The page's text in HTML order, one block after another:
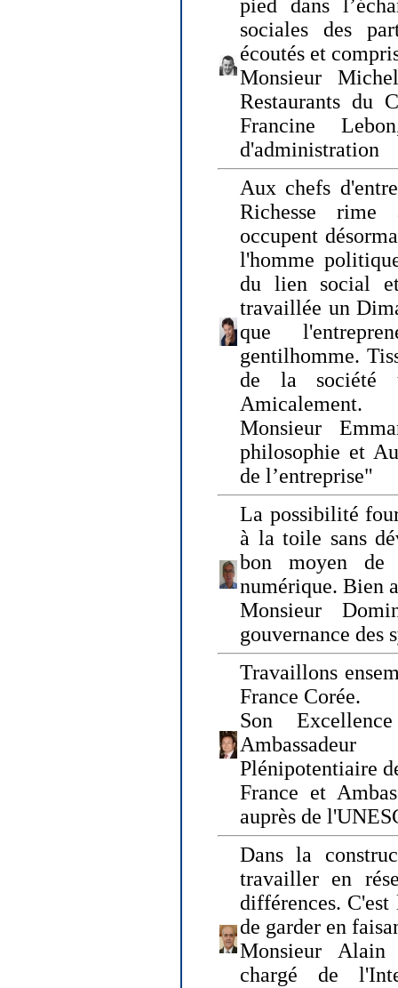
pied dans
sociales des
écoutés et
Monsieur
Restaurants du
Francine
d'administration
Aux chefs
Richesse rime
occupent
l'homme
du lien social
travaillée un
que
gentilhomme.
de la société
Amicalement.
Monsieur
philosophie et
de l’entreprise"
La possibilité
à la toile sans
bon moyen de
numérique. Bien
Monsieur
gouvernance des
Travaillons
France Corée.
Son
Plénipotentiaire
France et
auprès de
Dans la
travailler en
différences.
de garder en
Monsieur Alain
chargé de